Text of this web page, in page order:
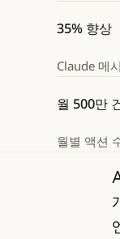
35% 향상
Claude 메
월 500만
월별 액션